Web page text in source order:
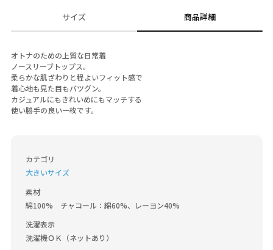
サイズ 商品詳細
オトナのための上質な日常着
ノースリーブトップス。
柔らかな肌ざわりと程よいフィット感で
着心地も見た目もバツグン。
カジュアルにもきれいめにもマッチする
使い勝手の良い一枚です。
カテゴリ
大きいサイズ
素材
綿100%　チャコール：綿60%、レーヨン40%
洗濯表示
洗濯機ＯＫ（ネットあり）